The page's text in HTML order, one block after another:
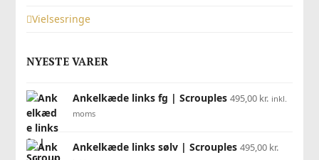
Vielsesringe
NYESTE VARER
Ankelkæde links fg | Scrouples 495,00 kr. inkl.
moms
Ankelkæde links sølv | Scrouples 495,00 kr.